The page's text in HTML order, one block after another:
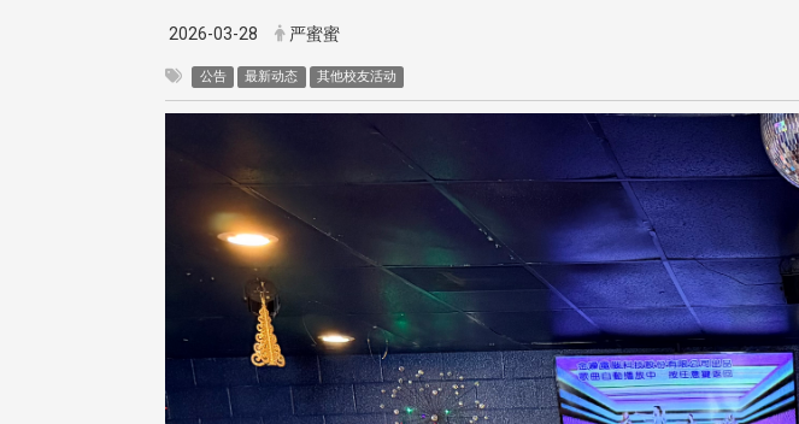
2026-03-28 严蜜蜜
公告 最新动态 其他校友活动